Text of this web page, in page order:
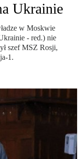
Ukrainie
w Moskwie
- red.) nie
szef MSZ Rosji,
1.